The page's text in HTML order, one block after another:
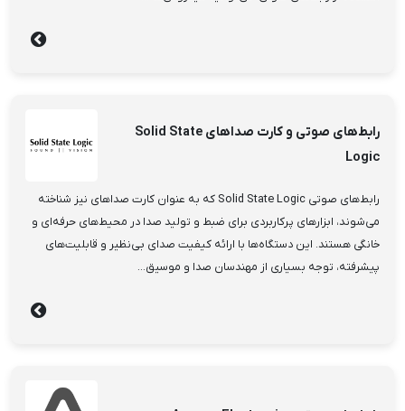
رابط‌های صوتی و کارت صداهای Solid State
Logic
رابط‌های صوتی Solid State Logic که به عنوان کارت صداهای نیز شناخته
می‌شوند، ابزارهای پرکاربردی برای ضبط و تولید صدا در محیط‌های حرفه‌ای و
خانگی هستند. این دستگاه‌ها با ارائه کیفیت صدای بی‌نظیر و قابلیت‌های
پیشرفته، توجه بسیاری از مهندسان صدا و موسیق...